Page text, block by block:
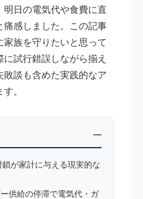
日の電気代や食費に直
痛感しました。この記事
族を守りたいと思って
試行錯誤しながら揃え
敗談も含めた実践的なア
。
が家計に与える現実的な
供給の停滞で電気代・ガ